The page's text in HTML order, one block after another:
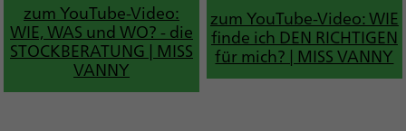
zum YouTube-Video:
WIE, WAS und WO? - die
STOCKBERATUNG | MISS
VANNY
zum YouTube-Video: WIE
finde ich DEN RICHTIGEN
für mich? | MISS VANNY